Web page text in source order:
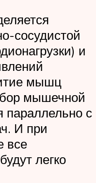
сосудистой
и
мышц
мышечной
параллельно с
И при
все
легко